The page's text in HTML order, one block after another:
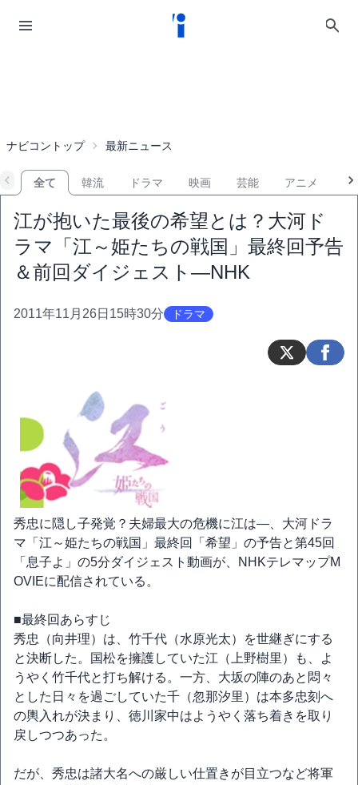
ナビコントップ 最新ニュース
全て 韓流 ドラマ 映画 芸能 アニメ
江が抱いた最後の希望とは？大河ド
ラマ「江～姫たちの戦国」最終回予告
＆前回ダイジェスト―NHK
2011年11月26日15時30分 ドラマ
秀忠に隠し子発覚？夫婦最大の危機に江は―、大河ドラ
マ「江～姫たちの戦国」最終回「希望」の予告と第45回
「息子よ」の5分ダイジェスト動画が、NHKテレマップM
OVIEに配信されている。
■最終回あらすじ
秀忠（向井理）は、竹千代（水原光太）を世継ぎにする
と決断した。国松を擁護していた江（上野樹里）も、よ
うやく竹千代と打ち解ける。一方、大坂の陣のあと悶々
とした日々を過ごしていた千（忽那汐里）は本多忠刻へ
の輿入れが決まり、徳川家中はようやく落ち着きを取り
戻しつつあった。
だが、秀忠は諸大名への厳しい仕置きが目立つなど将軍